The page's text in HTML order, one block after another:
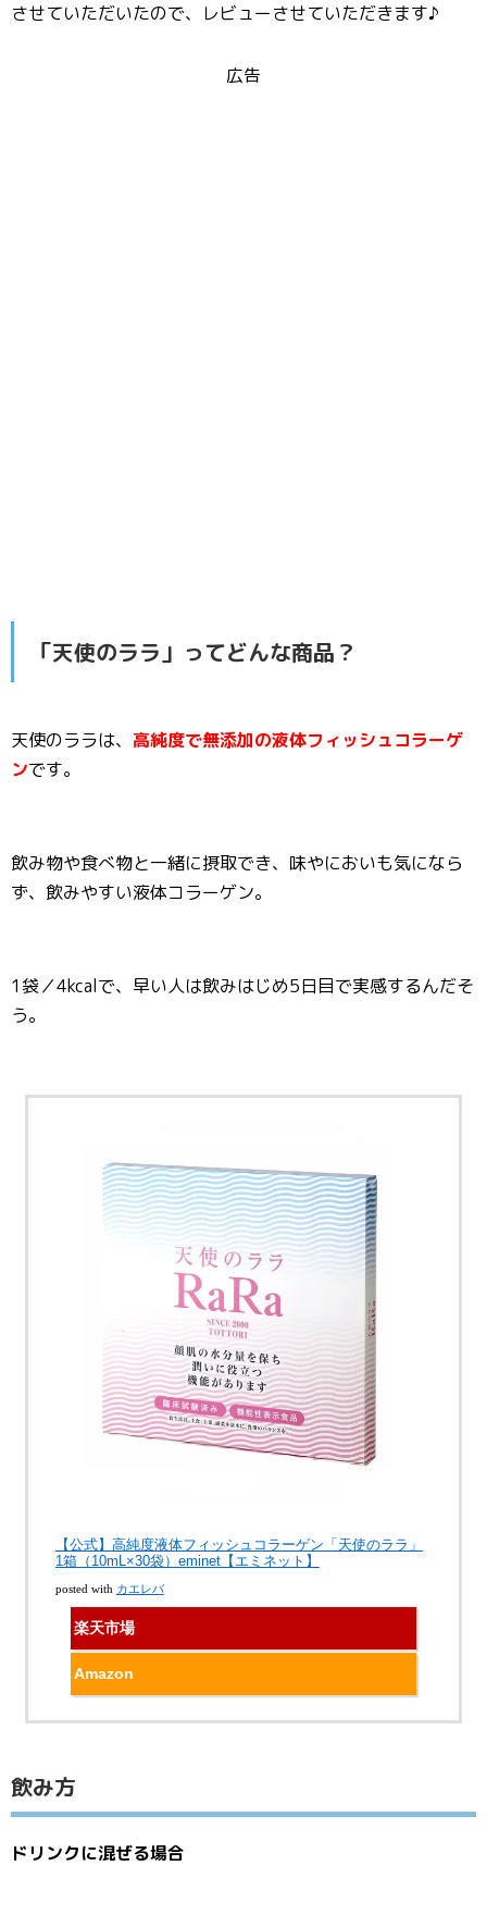
させていただいたので、レビューさせていただきます♪
広告
「天使のララ」ってどんな商品？
天使のララは、 高純度で無添加の液体フィッシュコラーゲ
ンです。
飲み物や食べ物と一緒に摂取でき、味やにおいも気になら
ず、飲みやすい液体コラーゲン。
1袋／4kcalで、早い人は飲みはじめ5日目で実感するんだそ
う。
【公式】高純度液体フィッシュコラーゲン「天使のララ」
1箱（10mL×30袋）eminet【エミネット】
posted with カエレバ
楽天市場
Amazon
飲み方
ドリンクに混ぜる場合